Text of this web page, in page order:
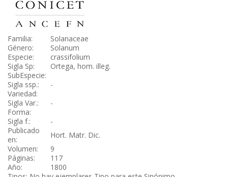
Familia:
Solanaceae
Género:
Solanum
Especie:
crassifolium
Sigla Sp:
Ortega, hom. illeg.
SubEspecie:
Sigla ssp.:
-
Variedad:
Sigla Var.:
-
Forma:
Sigla f.:
-
Publicado
en:
Hort. Matr. Dic.
Volumen:
9
Páginas:
117
Año:
1800